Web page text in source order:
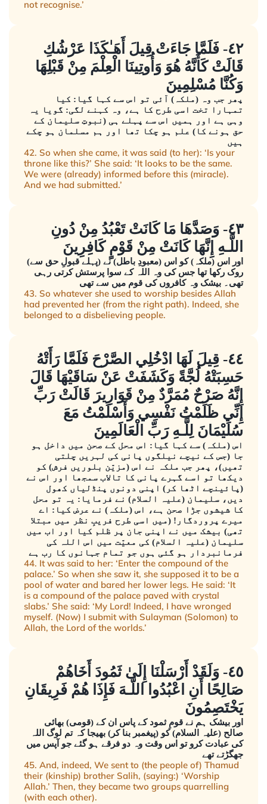
not recognise.’
٤٢- فَلَمَّا جَاءَتْ قِيلَ أَهَـٰكَذَا عَرْشُكِ
قَالَتْ كَأَنَّهُ هُوَ وَأُوتِينَا الْعِلْمَ مِنْ قَبْلِهَا
وَكُنَّا مُسْلِمِينَ
پھر جب وہ (ملکہ) آئی تو اس سے کہا گیا: کیا
تمہارا تخت اسی طرح کا ہے، وہ کہنے لگی: گویا یہ
وہی ہے اور ہمیں اس سے پہلے ہی (نبوتِ سلیمان کے
حق ہونے کا) علم ہو چکا تھا اور ہم مسلمان ہو چکے
ہیں
42. So when she came, it was said (to her): ‘Is your
throne like this?’ She said: ‘It looks to be the same.
We were (already) informed before this (miracle).
And we had submitted.’
٤٣- وَصَدَّهَا مَا كَانَتْ تَعْبُدُ مِنْ دُونِ
اللَّـهِ إِنَّهَا كَانَتْ مِنْ قَوْمٍ كَافِرِينَ
اور اس (ملکہ) کو اس (معبودِ باطل) نے (پہلے قبولِ حق سے)
روک رکھا تھا جس کی وہ اللہ کے سوا پرستش کرتی رہی
تھی۔ بیشک وہ کافروں کی قوم میں سے تھی
43. So whatever she used to worship besides Allah
had prevented her (from the right path). Indeed, she
belonged to a disbelieving people.
٤٤- قِيلَ لَهَا ادْخُلِي الصَّرْحَ فَلَمَّا رَأَتْهُ
حَسِبَتْهُ لُجَّةً وَكَشَفَتْ عَنْ سَاقَيْهَا قَالَ
إِنَّهُ صَرْحٌ مُمَرَّدٌ مِنْ قَوَارِيرَ قَالَتْ رَبِّ
إِنِّي ظَلَمْتُ نَفْسِي وَأَسْلَمْتُ مَعَ
سُلَيْمَانَ لِلَّـهِ رَبِّ الْعَالَمِينَ
اس (ملکہ) سے کہا گیا: اس محل کے صحن میں داخل ہو
جا (جس کے نیچے نیلگوں پانی کی لہریں چلتی
تھیں)، پھر جب ملکہ نے اس (مزیّن بلوریں فرش) کو
دیکھا تو اسے گہرے پانی کا تالاب سمجھا اور اس نے
(پائینچے اٹھا کر) اپنی دونوں پنڈلیاں کھول
دیں، سلیمان (علیہ السلام) نے فرمایا: یہ تو محل
کا شیشوں جڑا صحن ہے، اس (ملکہ) نے عرض کیا: اے
میرے پروردگار! (میں اسی طرح فریبِ نظر میں مبتلا
تھی) بیشک میں نے اپنی جان پر ظلم کیا اور اب میں
سلیمان (علیہ السلام) کی معیّت میں اس اللہ کی
فرمانبردار ہو گئی ہوں جو تمام جہانوں کا رب ہے
44. It was said to her: ‘Enter the compound of the
palace.’ So when she saw it, she supposed it to be a
pool of water and bared her lower legs. He said: ‘It
is a compound of the palace paved with crystal
slabs.’ She said: ‘My Lord! Indeed, I have wronged
myself. (Now) I submit with Sulayman (Solomon) to
Allah, the Lord of the worlds.’
٤٥- وَلَقَدْ أَرْسَلْنَا إِلَىٰ ثَمُودَ أَخَاهُمْ
صَالِحًا أَنِ اعْبُدُوا اللَّـهَ فَإِذَا هُمْ فَرِيقَانِ
يَخْتَصِمُونَ
اور بیشک ہم نے قومِ ثمود کے پاس ان کے (قومی) بھائی
صالح (علیہ السلام) کو (پیغمبر بنا کر) بھیجا کہ تم لوگ اللہ
کی عبادت کرو تو اس وقت وہ دو فرقے ہو گئے جو آپس میں
جھگڑتے تھے
45. And, indeed, We sent to (the people of) Thamud
their (kinship) brother Salih, (saying:) ‘Worship
Allah.’ Then, they became two groups quarrelling
(with each other).